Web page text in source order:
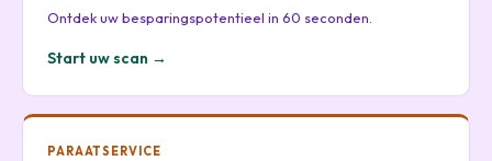
Ontdek uw besparingspotentieel in 60 seconden.
Start uw scan →
PARAATSERVICE